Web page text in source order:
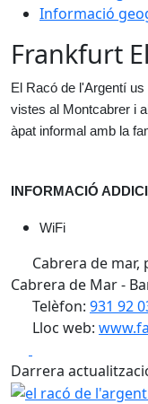
Informació
Frankfurt
El Racó de l'Argentí
vistes al Montcabrer i
àpat informal amb la
INFORMACIÓ
WiFi
Cabrera de mar,
Cabrera de Mar -
Telèfon: 931 92
Lloc web:
Darrera
el racó de l'argentí